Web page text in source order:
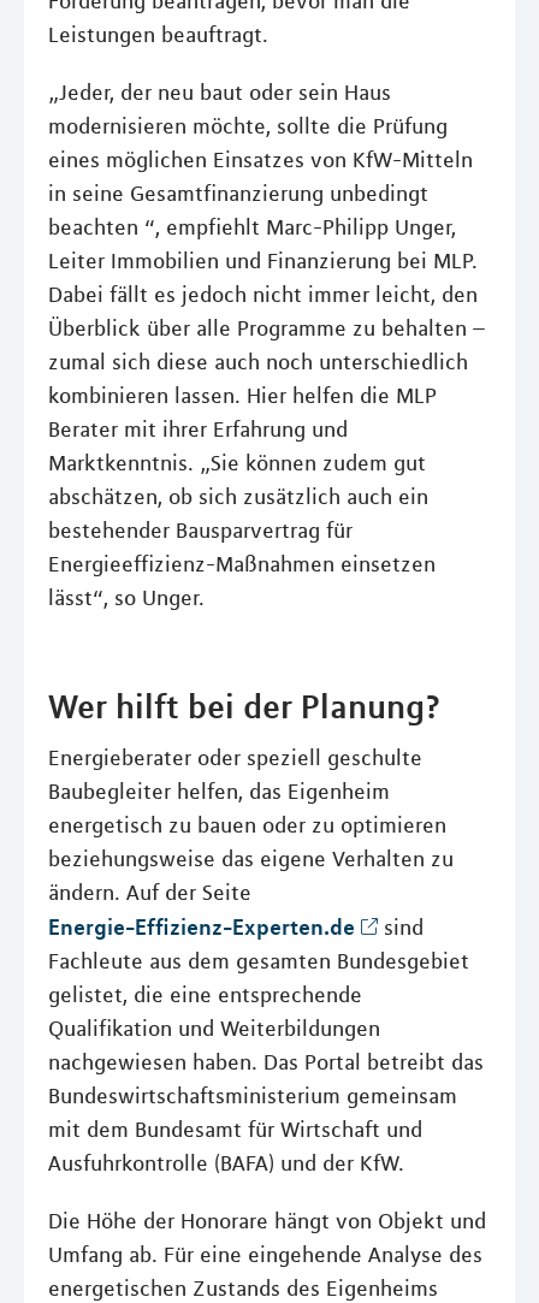
Leistungen beauftragt.
„Jeder, der neu baut oder sein Haus
modernisieren möchte, sollte die Prüfung
eines möglichen Einsatzes von KfW-Mitteln
in seine Gesamtfinanzierung unbedingt
beachten “, empfiehlt Marc-Philipp Unger,
Leiter Immobilien und Finanzierung bei MLP.
Dabei fällt es jedoch nicht immer leicht, den
Überblick über alle Programme zu behalten –
zumal sich diese auch noch unterschiedlich
kombinieren lassen. Hier helfen die MLP
Berater mit ihrer Erfahrung und
Marktkenntnis. „Sie können zudem gut
abschätzen, ob sich zusätzlich auch ein
bestehender Bausparvertrag für
Energieeffizienz-Maßnahmen einsetzen
lässt“, so Unger.
Wer hilft bei der Planung?
Energieberater oder speziell geschulte
Baubegleiter helfen, das Eigenheim
energetisch zu bauen oder zu optimieren
beziehungsweise das eigene Verhalten zu
ändern. Auf der Seite
Energie-Effizienz-Experten.de
sind
Fachleute aus dem gesamten Bundesgebiet
gelistet, die eine entsprechende
Qualifikation und Weiterbildungen
nachgewiesen haben. Das Portal betreibt das
Bundeswirtschaftsministerium gemeinsam
mit dem Bundesamt für Wirtschaft und
Ausfuhrkontrolle (BAFA) und der KfW.
Die Höhe der Honorare hängt von Objekt und
Umfang ab. Für eine eingehende Analyse des
energetischen Zustands des Eigenheims